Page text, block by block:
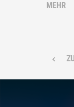
MEHR